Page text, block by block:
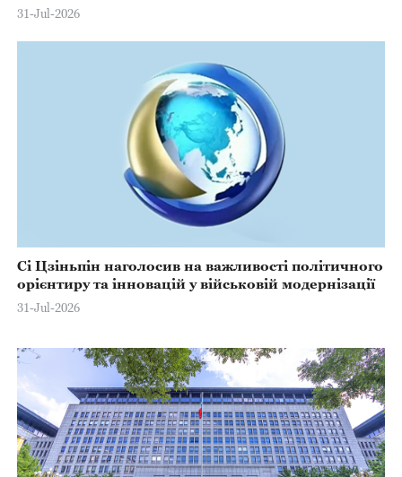
31-Jul-2026
Сі Цзіньпін наголосив на важливості політичного
орієнтиру та інновацій у військовій модернізації
31-Jul-2026